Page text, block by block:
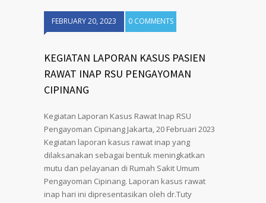
FEBRUARY 20, 2023 0 COMMENTS
KEGIATAN LAPORAN KASUS PASIEN
RAWAT INAP RSU PENGAYOMAN
CIPINANG
Kegiatan Laporan Kasus Rawat Inap RSU
Pengayoman Cipinang Jakarta, 20 Februari 2023
Kegiatan laporan kasus rawat inap yang
dilaksanakan sebagai bentuk meningkatkan
mutu dan pelayanan di Rumah Sakit Umum
Pengayoman Cipinang. Laporan kasus rawat
inap hari ini dipresentasikan oleh dr.Tuty